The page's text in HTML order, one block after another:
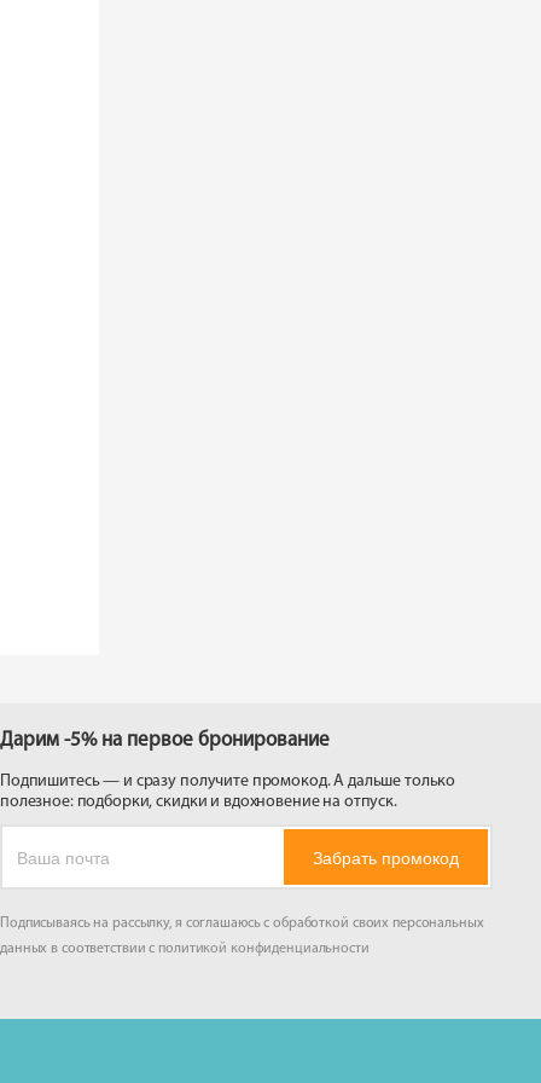
Дарим -5% на первое бронирование
Подпишитесь — и сразу получите промокод. А дальше только
полезное: подборки, скидки и вдохновение на отпуск.
Забрать промокод
Подписываясь на рассылку, я соглашаюсь с обработкой своих персональных
данных в соответствии с политикой конфиденциальности